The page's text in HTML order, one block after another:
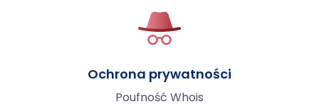
Ochrona prywatności
Poufność Whois